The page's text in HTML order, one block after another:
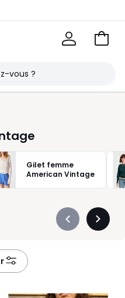
Voir
Gilet femme
American Vintage
Précédent